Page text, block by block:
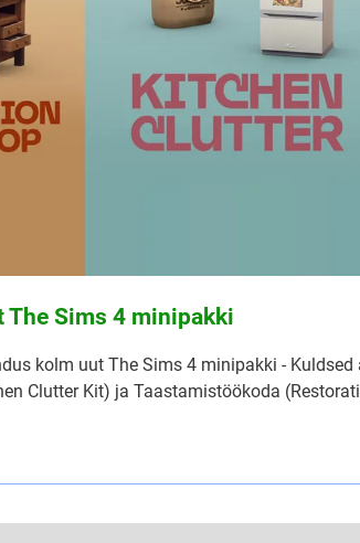
The Sims 4 minipakki
kolm uut The Sims 4 minipakki -
Clutter Kit) ja Taastamistöökoda